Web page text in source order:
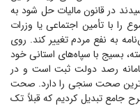
در قانون مالیات حل شود به
با تأمین اجتماعی یا وزرات
به نفع مردم تغییر کند. روی
بسیج با سپاه‌های استانی خود
رصد دولت ثبت است و در
صحت سنجی را دارد. صحت
به طرح جامع تبدیل کردیم که قبلاً تک